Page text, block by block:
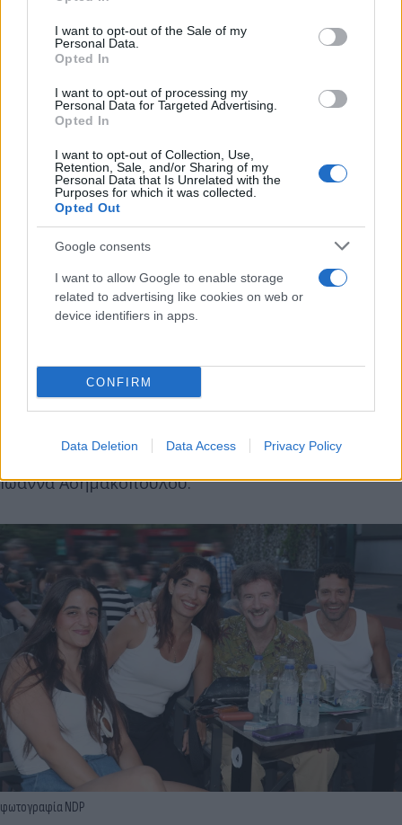
use your data for below specified purposes in below Google
consent section.
I want to opt-out of the Sale of my
Personal Data.
Opted In
I want to opt-out of processing my
Personal Data for Targeted Advertising.
Opted In
I want to opt-out of Collection, Use,
Retention, Sale, and/or Sharing of my
Personal Data that Is Unrelated with the
Purposes for which it was collected.
Opted Out
Google consents
I want to allow Google to enable storage
related to advertising like cookies on web or
device identifiers in apps.
CONFIRM
Data Deletion Data Access Privacy Policy
Στην παράσταση έδωσαν -μεταξύ άλλων- το
«παρών» η Άννα Φόνσου, ο Ανδρέας Λαγός και η
Ιωάννα Ασημακοπούλου.
φωτογραφία NDP